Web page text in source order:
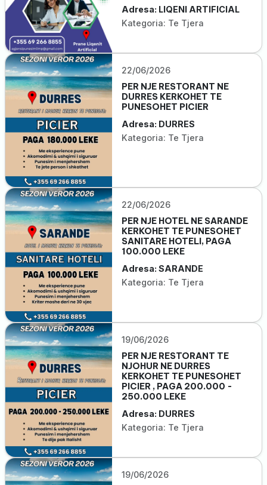
Adresa: LIQENI ARTIFICIAL
Kategoria: Te Tjera
22/06/2026
PER NJE RESTORANT NE
DURRES KERKOHET TE
PUNESOHET PICIER
Adresa: DURRES
Kategoria: Te Tjera
22/06/2026
PER NJE HOTEL NE SARANDE
KERKOHET TE PUNESOHET
SANITARE HOTELI, PAGA
100.000 LEKE
Adresa: SARANDE
Kategoria: Te Tjera
19/06/2026
PER NJE RESTORANT TE
NJOHUR NE DURRES
KERKOHET TE PUNESOHET
PICIER , PAGA 200.000 -
250.000 LEKE
Adresa: DURRES
Kategoria: Te Tjera
19/06/2026